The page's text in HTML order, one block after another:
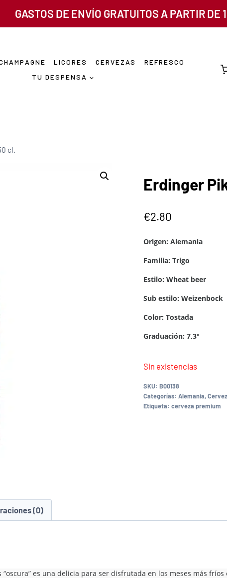
GASTOS DE ENVÍO GRATUITOS A PARTIR DE
LICORES CERVEZAS
REFRESCO
TU DESPENSA
cl.
Erdinger
€2.80
Origen: Alemania
Familia: Trigo
Estilo: Wheat beer
Sub estilo: Weizenbock
Color: Tostada
Graduación: 7,3º
Sin existencias
SKU: B00138
Categorías: Alemania,
Etiqueta: cerveza premium
(0)
es una delicia para ser disfrutada en los meses más